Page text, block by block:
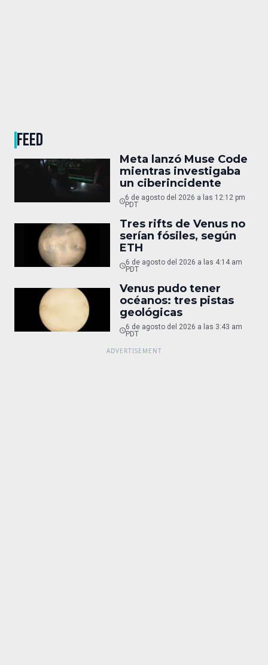
FEED
Meta lanzó Muse Code
mientras investigaba
un ciberincidente
6 de agosto del 2026 a las 12:12 pm
PDT
Tres rifts de Venus no
serían fósiles, según
ETH
6 de agosto del 2026 a las 4:14 am
PDT
Venus pudo tener
océanos: tres pistas
geológicas
6 de agosto del 2026 a las 3:43 am
PDT